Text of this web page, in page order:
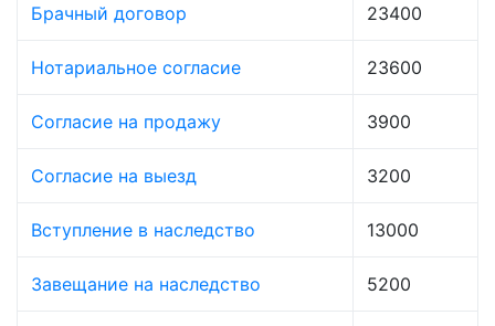
Брачный договор 23400
Нотариальное согласие 23600
Согласие на продажу 3900
Согласие на выезд 3200
Вступление в наследство 13000
Завещание на наследство 5200